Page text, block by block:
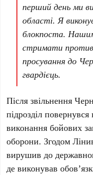
перший день ми
області. Я
блокпоста.
стримати
просування до
гвардієць.
Після звільнення
підрозділ
виконання бойових
оборони. Згодом
вирушив до
де виконував